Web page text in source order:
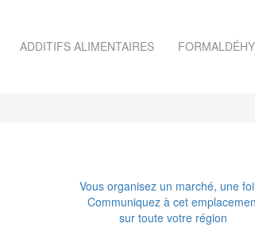
ADDITIFS ALIMENTAIRES
Vous organisez un marché, une
Communiquez à cet
sur toute votre région